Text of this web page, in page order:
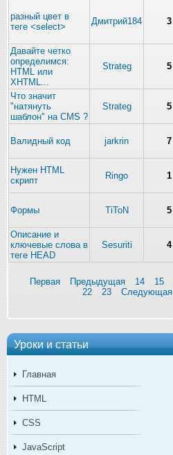
Уроки и статьи
Главная
HTML
CSS
JavaScript
разный цвет в
теге <select>
Дмитрий184 3
Давайте четко
определимся:
HTML или
XHTML...
Strateg 5
Что значит
"натянуть
шаблон" на CMS ?
Strateg 5
Валидный код jarkrin 7
Нужен HTML
скрипт
Ringo 1
Формы TiToN 5
Описание и
ключевые слова в
теге HEAD
Sesuriti 4
Первая Предыдущая 14 15
22
23 Следующая